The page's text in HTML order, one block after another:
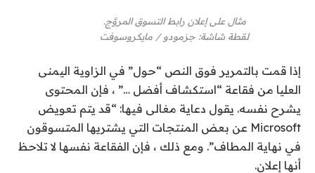
مثال على إعلان رابط التسوق المروَّج.
لقطة شاشة: جزمودو / مايكروسوفت
إذا قمت بالتمرير فوق النص “حول” في الزاوية اليمنى
العليا من فقاعة “استكشاف أفضل …” ، فإن المحتوى
يشرح نفسه. يقول دعاية مغالى فيها: “قد يتم تعويض
Microsoft عن بعض المنتجات التي يشتريها المتسوقون
في نهاية المطاف”. ومع ذلك ، فإن الفقاعة نفسها لا تلاحظ
أنها إعلان.